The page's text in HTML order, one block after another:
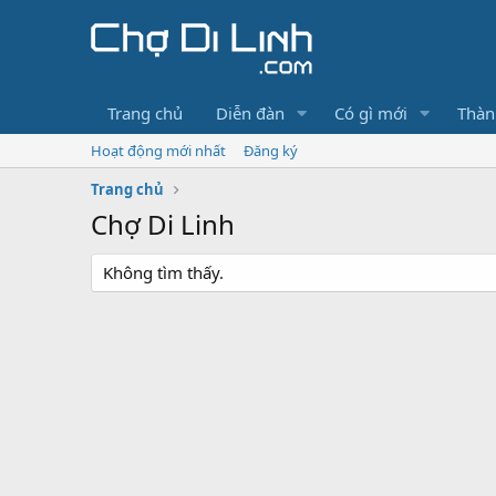
Trang chủ Diễn đàn Có gì mới
Hoạt động mới nhất
Đăng ký
Trang chủ
Chợ Di Linh
Không tìm thấy.